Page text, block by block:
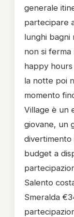
generale
partecipare
lunghi bagni
non si ferma
happy
la notte poi
momento
Village è un
giovane, un
divertimento
budget a
Salento
Smeralda